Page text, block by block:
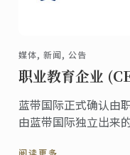
媒体, 新闻, 公告
职业教育企业
蓝带国际正式确认由
由蓝带国际独立出来
阅读更多